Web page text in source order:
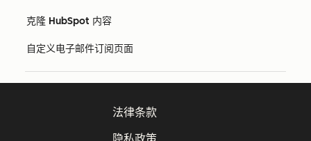
克隆 HubSpot 内容
自定义电子邮件订阅页面
法律条款
隐私政策